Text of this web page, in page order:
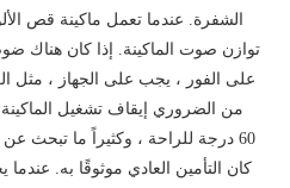
الشفرة. عندما تعمل ماكينة قص
توازن صوت الماكينة. إذا كان هناك
على الفور ، يجب على الجهاز ، مثل
من الضروري إيقاف تشغيل
60 درجة للراحة ، وكثيراً ما تبحث
كان التأمين العادي موثوقًا به.